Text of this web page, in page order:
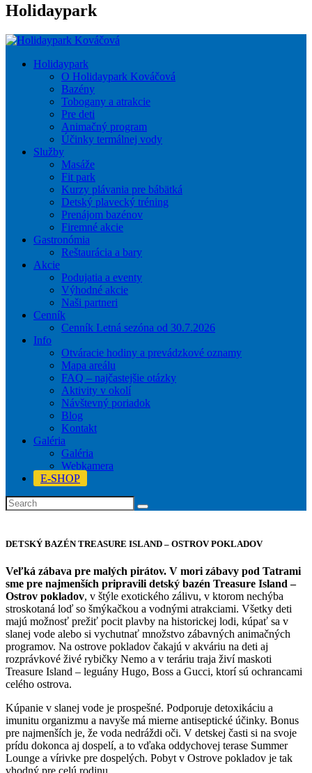
Holidaypark
Holidaypark
O Holidaypark Kováčová
Bazény
Tobogany a atrakcie
Pre deti
Animačný program
Účinky termálnej vody
Služby
Masáže
Fit park
Kurzy plávania pre bábätká
Detský plavecký tréning
Prenájom bazénov
Firemné akcie
Gastronómia
Reštaurácia a bary
Akcie
Podujatia a eventy
Výhodné akcie
Naši partneri
Cenník
Cenník Letná sezóna od 30.7.2026
Info
Otváracie hodiny a prevádzkové oznamy
Mapa areálu
FAQ – najčastejšie otázky
Aktivity v okolí
Návštevný poriadok
Blog
Kontakt
Galéria
Galéria
Webkamera
E-SHOP
DETSKÝ BAZÉN TREASURE ISLAND – OSTROV POKLADOV
Veľká zábava pre malých pirátov. V mori zábavy pod Tatrami
sme pre najmenších pripravili detský bazén Treasure Island –
Ostrov pokladov, v štýle exotického zálivu, v ktorom nechýba
stroskotaná loď so šmýkačkou a vodnými atrakciami. Všetky deti
majú možnosť prežiť pocit plavby na historickej lodi, kúpať sa v
slanej vode alebo si vychutnať množstvo zábavných animačných
programov. Na ostrove pokladov čakajú v akváriu na deti aj
rozprávkové živé rybičky Nemo a v teráriu traja živí maskoti
Treasure Island – leguány Hugo, Boss a Gucci, ktorí sú ochrancami
celého ostrova.
Kúpanie v slanej vode je prospešné. Podporuje detoxikáciu a
imunitu organizmu a navyše má mierne antiseptické účinky. Bonus
pre najmenších je, že voda nedráždi oči. V detskej časti si na svoje
prídu dokonca aj dospelí, a to vďaka oddychovej terase Summer
Lounge a vírivke pre dospelých. Pobyt v Ostrove pokladov je tak
vhodný pre celú rodinu.